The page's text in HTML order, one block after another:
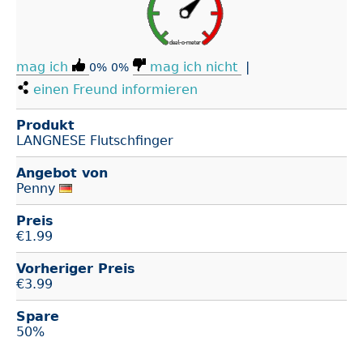
mag ich 0% 0% mag ich nicht
einen Freund informieren
Produkt
LANGNESE Flutschfinger
Angebot von
Penny
Preis
€1.99
Vorheriger Preis
€3.99
Spare
50%